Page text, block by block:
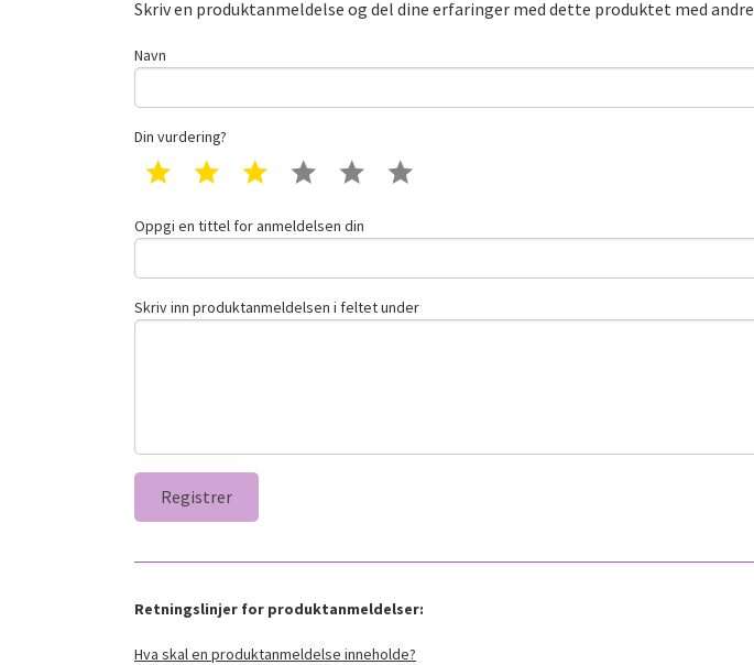
Skriv en produktanmeldelse og del dine erfaringer med dette produktet med andre
Navn
Din vurdering?
1 star 2 star 3 star 4 star 5 star
Oppgi en tittel for anmeldelsen din
Skriv inn produktanmeldelsen i feltet under
Retningslinjer for produktanmeldelser:
Hva skal en produktanmeldelse inneholde?